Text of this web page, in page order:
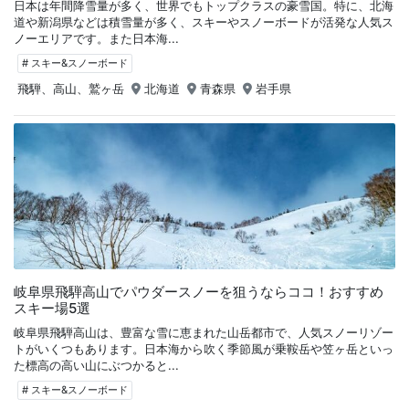
日本は年間降雪量が多く、世界でもトップクラスの豪雪国。特に、北海
道や新潟県などは積雪量が多く、スキーやスノーボードが活発な人気ス
ノーエリアです。また日本海...
# スキー&スノーボード
飛騨、高山、鷲ヶ岳 北海道 青森県 岩手県
岐阜県飛騨高山でパウダースノーを狙うならココ！おすすめ
スキー場5選
岐阜県飛騨高山は、豊富な雪に恵まれた山岳都市で、人気スノーリゾー
トがいくつもあります。日本海から吹く季節風が乗鞍岳や笠ヶ岳といっ
た標高の高い山にぶつかると...
# スキー&スノーボード